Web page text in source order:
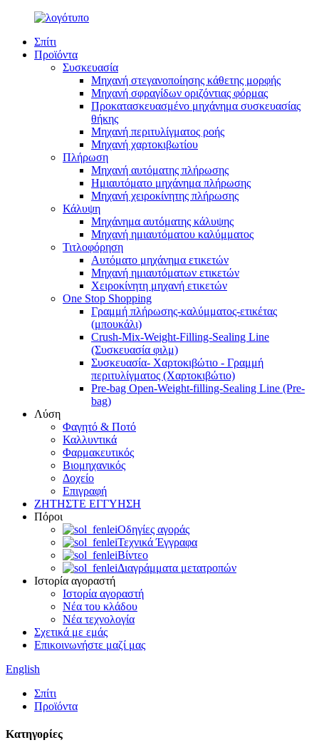
Σπίτι
Προϊόντα
Συσκευασία
Μηχανή στεγανοποίησης κάθετης μορφής
Μηχανή σφραγίδων οριζόντιας φόρμας
Προκατασκευασμένο μηχάνημα συσκευασίας
θήκης
Μηχανή περιτυλίγματος ροής
Μηχανή χαρτοκιβωτίου
Πλήρωση
Μηχανή αυτόματης πλήρωσης
Ημιαυτόματο μηχάνημα πλήρωσης
Μηχανή χειροκίνητης πλήρωσης
Κάλυψη
Μηχάνημα αυτόματης κάλυψης
Μηχανή ημιαυτόματου καλύμματος
Τιτλοφόρηση
Αυτόματο μηχάνημα ετικετών
Μηχανή ημιαυτόματων ετικετών
Χειροκίνητη μηχανή ετικετών
One Stop Shopping
Γραμμή πλήρωσης-καλύμματος-ετικέτας
(μπουκάλι)
Crush-Mix-Weight-Filling-Sealing Line
(Συσκευασία φιλμ)
Συσκευασία- Χαρτοκιβώτιο - Γραμμή
περιτυλίγματος (Χαρτοκιβώτιο)
Pre-bag Open-Weight-filling-Sealing Line (Pre-
bag)
Λύση
Φαγητό & Ποτό
Καλλυντικά
Φαρμακευτικός
Βιομηχανικός
Δοχείο
Επιγραφή
ΖΗΤΗΣΤΕ ΕΓΓΥΗΣΗ
Πόροι
Οδηγίες αγοράς
Τεχνικά Έγγραφα
Βίντεο
Διαγράμματα μετατροπών
Ιστορία αγοραστή
Ιστορία αγοραστή
Νέα του κλάδου
Νέα τεχνολογία
Σχετικά με εμάς
Επικοινωνήστε μαζί μας
English
Σπίτι
Προϊόντα
Κατηγορίες